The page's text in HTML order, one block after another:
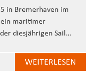
in Bremerhaven im
ein maritimer
diesjährigen Sail…
WEITERLESEN